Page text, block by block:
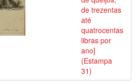
de trezentas
até
quatrocentas
libras por
ano]
(Estampa
31)